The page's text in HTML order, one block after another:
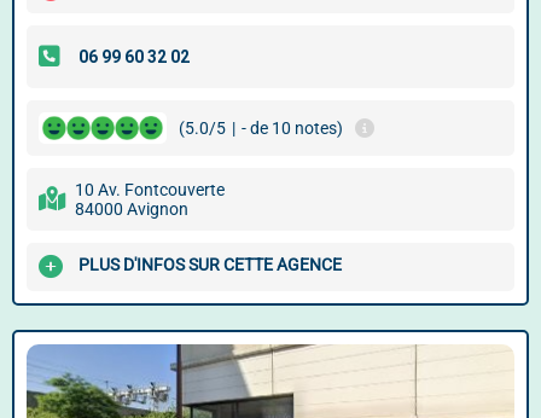
(5.0/5 | - de 10 notes)
10 Av. Fontcouverte
84000 Avignon
PLUS D'INFOS SUR CETTE AGENCE